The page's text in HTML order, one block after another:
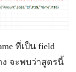
ที่เป็น field
ง จะพบว่าสูตรนี้